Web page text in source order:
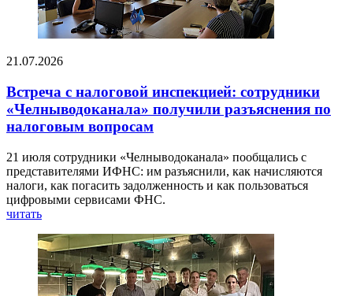
21.07.2026
Встреча с налоговой инспекцией: сотрудники
«Челныводоканала» получили разъяснения по
налоговым вопросам
21 июля сотрудники «Челныводоканала» пообщались с
представителями ИФНС: им разъяснили, как начисляются
налоги, как погасить задолженность и как пользоваться
цифровыми сервисами ФНС.
читать